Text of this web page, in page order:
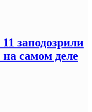
заподозрили
самом деле